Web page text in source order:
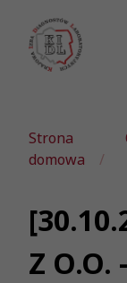
Strona
domowa
Z O.O.